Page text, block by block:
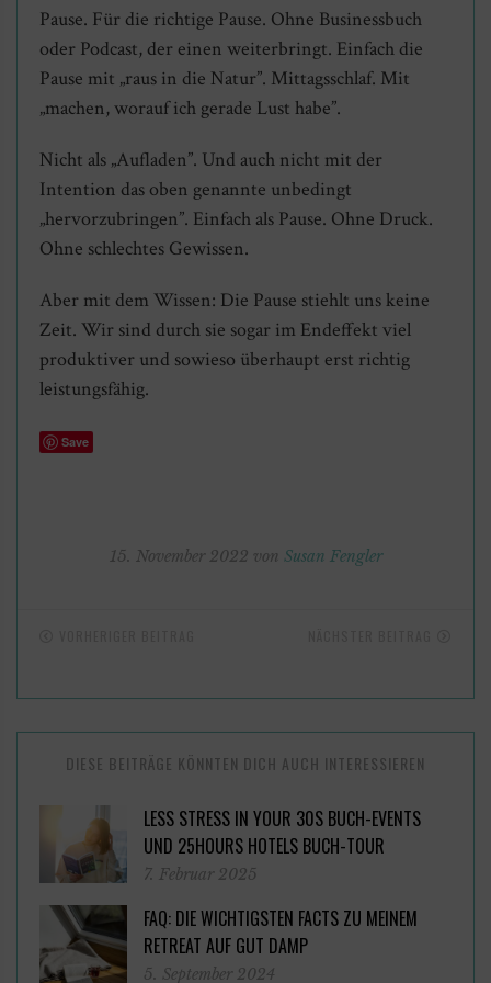
Pause. Für die richtige Pause. Ohne Businessbuch
oder Podcast, der einen weiterbringt. Einfach die
Pause mit „raus in die Natur”. Mittagsschlaf. Mit
„machen, worauf ich gerade Lust habe”.
Nicht als „Aufladen”. Und auch nicht mit der
Intention das oben genannte unbedingt
„hervorzubringen”. Einfach als Pause. Ohne Druck.
Ohne schlechtes Gewissen.
Aber mit dem Wissen: Die Pause stiehlt uns keine
Zeit. Wir sind durch sie sogar im Endeffekt viel
produktiver und sowieso überhaupt erst richtig
leistungsfähig.
Save
15. November 2022 von Susan Fengler
DIESE BEITRÄGE KÖNNTEN DICH AUCH INTERESSIEREN
LESS STRESS IN YOUR 30S BUCH-EVENTS
UND 25HOURS HOTELS BUCH-TOUR
7. Februar 2025
FAQ: DIE WICHTIGSTEN FACTS ZU MEINEM
RETREAT AUF GUT DAMP
5. September 2024